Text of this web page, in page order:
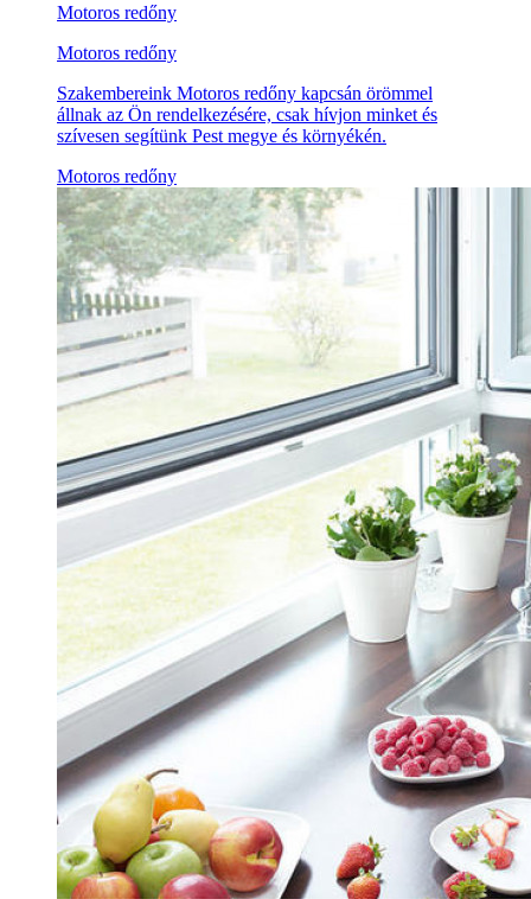
Motoros redőny
Motoros redőny
Szakembereink Motoros redőny kapcsán örömmel
állnak az Ön rendelkezésére, csak hívjon minket és
szívesen segítünk Pest megye és környékén.
Motoros redőny